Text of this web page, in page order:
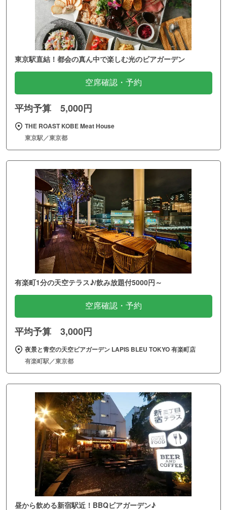
東京駅直結！都会の真ん中で楽しむ光のビアガーデン
空席確認・予約
平均予算 5,000円
THE ROAST KOBE Meat House
東京駅／東京都
有楽町1分の天空テラス♪/飲み放題付5000円～
空席確認・予約
平均予算 3,000円
夜景と青空の天空ビアガーデン LAPIS BLEU TOKYO 有楽町店
有楽町駅／東京都
昼から飲める新宿駅近！BBQビアガーデン♪